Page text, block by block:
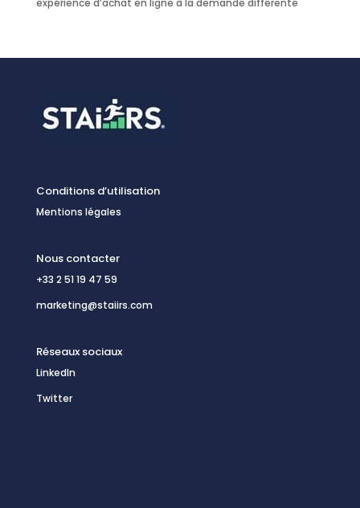
expérience d’achat en ligne à la demande différente
Conditions d’utilisation
Mentions légales
Nous contacter
+33 2 51 19 47 59
marketing@staiirs.com
Réseaux sociaux
LinkedIn
Twitter